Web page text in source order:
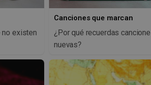
no existen
Canciones que marcan
¿Por qué recuerdas
nuevas?